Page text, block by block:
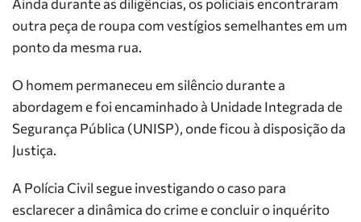
Ainda durante as diligências, os policiais encontraram
outra peça de roupa com vestígios semelhantes em um
ponto da mesma rua.
O homem permaneceu em silêncio durante a
abordagem e foi encaminhado à Unidade Integrada de
Segurança Pública (UNISP), onde ficou à disposição da
Justiça.
A Polícia Civil segue investigando o caso para
esclarecer a dinâmica do crime e concluir o inquérito